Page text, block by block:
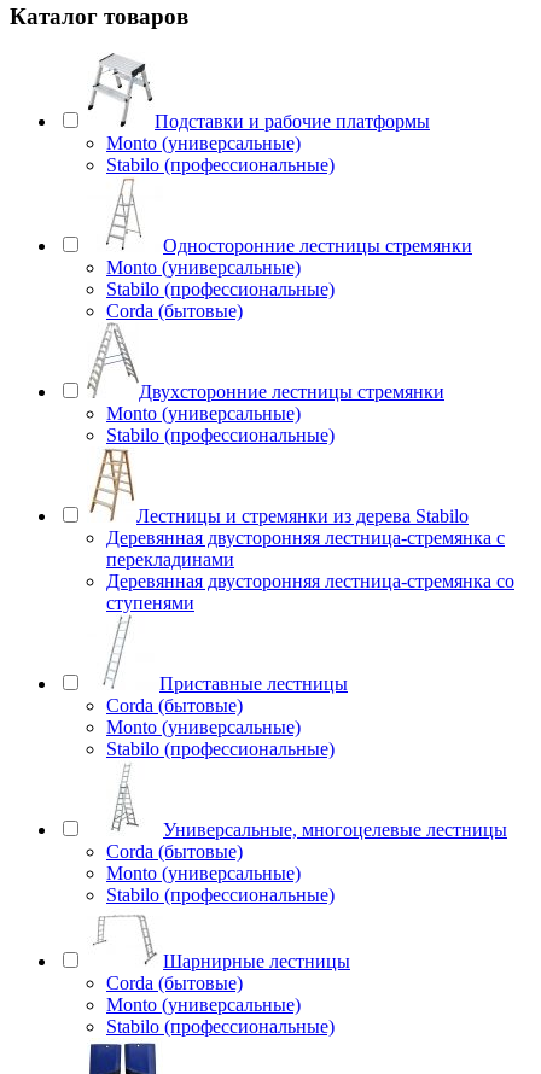
Каталог товаров
Подставки и рабочие платформы
Monto (универсальные)
Stabilo (профессиональные)
Односторонние лестницы стремянки
Monto (универсальные)
Stabilo (профессиональные)
Corda (бытовые)
Двухсторонние лестницы стремянки
Monto (универсальные)
Stabilo (профессиональные)
Лестницы и стремянки из дерева Stabilo
Деревянная двусторонняя лестница-стремянка с
перекладинами
Деревянная двусторонняя лестница-стремянка со
ступенями
Приставные лестницы
Corda (бытовые)
Monto (универсальные)
Stabilo (профессиональные)
Универсальные, многоцелевые лестницы
Corda (бытовые)
Monto (универсальные)
Stabilo (профессиональные)
Шарнирные лестницы
Corda (бытовые)
Monto (универсальные)
Stabilo (профессиональные)